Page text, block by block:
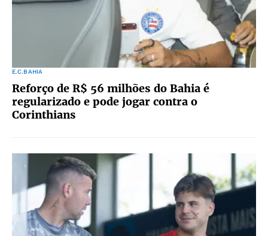
E.C.BAHIA
Reforço de R$ 56 milhões do Bahia é
regularizado e pode jogar contra o
Corinthians